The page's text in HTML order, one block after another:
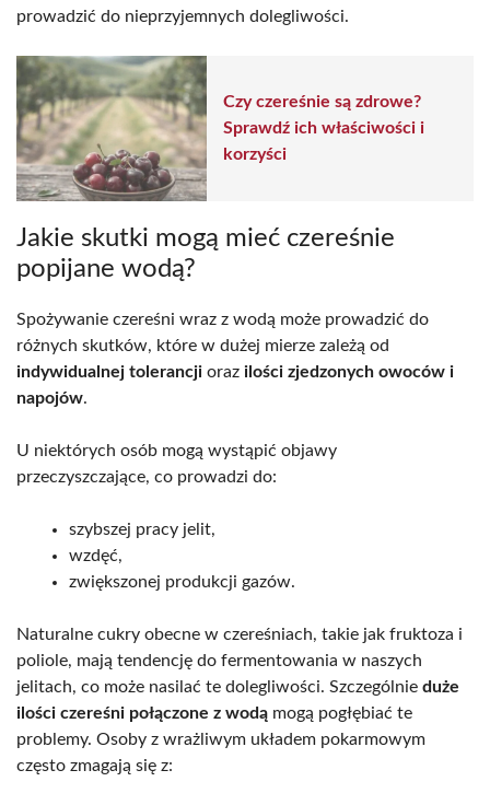
prowadzić do nieprzyjemnych dolegliwości.
Czy czereśnie są zdrowe?
Sprawdź ich właściwości i
korzyści
Jakie skutki mogą mieć czereśnie
popijane wodą?
Spożywanie czereśni wraz z wodą może prowadzić do
różnych skutków, które w dużej mierze zależą od
indywidualnej tolerancji oraz ilości zjedzonych owoców i
napojów.
U niektórych osób mogą wystąpić objawy
przeczyszczające, co prowadzi do:
szybszej pracy jelit,
wzdęć,
zwiększonej produkcji gazów.
Naturalne cukry obecne w czereśniach, takie jak fruktoza i
poliole, mają tendencję do fermentowania w naszych
jelitach, co może nasilać te dolegliwości. Szczególnie duże
ilości czereśni połączone z wodą mogą pogłębiać te
problemy. Osoby z wrażliwym układem pokarmowym
często zmagają się z: